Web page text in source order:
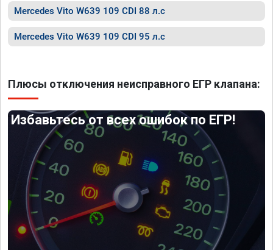
Mercedes Vito W639 109 CDI 88 л.с
Mercedes Vito W639 109 CDI 95 л.с
Плюсы отключения неисправного ЕГР клапана:
Избавьтесь от всех ошибок по ЕГР!